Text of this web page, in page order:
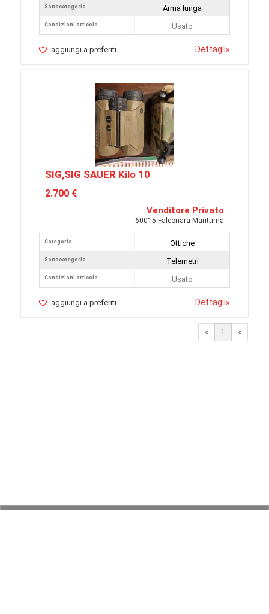
Sottocategoria
Condizioni articolo
Arma lunga
Usato
aggiungi a preferiti Dettagli»
SIG,SIG SAUER Kilo 10
2.700 €
Venditore Privato
60015 Falconara Marittima
Categoria
Sottocategoria
Condizioni articolo
Ottiche
Telemetri
Usato
aggiungi a preferiti Dettagli»
« 1 «